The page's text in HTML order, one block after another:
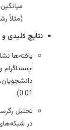
(مثلاً
نتایج کلیدی
یافته‌ها
0.01).
تحلیل
در